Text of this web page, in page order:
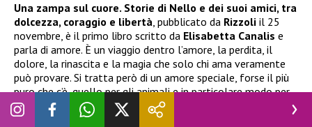
Una zampa sul cuore. Storie di Nello e dei suoi amici, tra
dolcezza, coraggio e libertà, pubblicato da Rizzoli il 25
novembre, è il primo libro scritto da Elisabetta Canalis e
parla di amore. È un viaggio dentro l’amore, la perdita, il
dolore, la rinascita e la magia che solo chi ama veramente
può provare. Si tratta però di un amore speciale, forse il più
puro che c’è, quello per gli animali e in particolare modo per
gli amici a quattro zampe. È il racconto degli incontri tra la
showgirl
e i suoi (tanti) cani: quelli che ha salvato, adottato,